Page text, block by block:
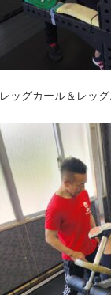
レッグカール＆レッ